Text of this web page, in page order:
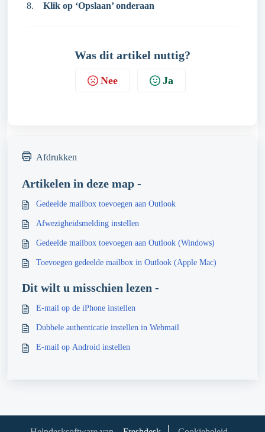
8. Klik op ‘Opslaan’ onderaan
Was dit artikel nuttig?
Nee Ja
Afdrukken
Artikelen in deze map -
Gedeelde mailbox toevoegen aan Outlook
Afwezigheidsmelding instellen
Gedeelde mailbox toevoegen aan Outlook (Windows)
Toevoegen gedeelde mailbox in Outlook (Apple Mac)
Dit wilt u misschien lezen -
E-mail op de iPhone instellen
Dubbele authenticatie instellen in Webmail
E-mail op Android instellen